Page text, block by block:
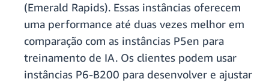
(Emerald Rapids). Essas instâncias oferecem
uma performance até duas vezes melhor em
comparação com as instâncias P5en para
treinamento de IA. Os clientes podem usar
instâncias P6-B200 para desenvolver e ajustar